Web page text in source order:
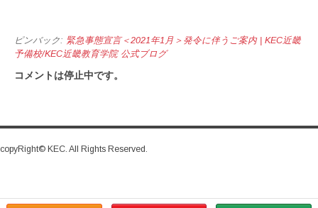
ピンバック: 緊急事態宣言＜2021年1月＞発令に伴うご案内 | KEC近畿
予備校/KEC近畿教育学院 公式ブログ
コメントは停止中です。
copyRight© KEC. All Rights Reserved.